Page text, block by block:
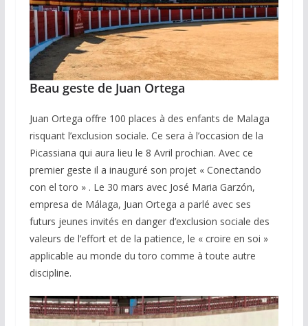
Beau geste de Juan Ortega
Juan Ortega offre 100 places à des enfants de Malaga
risquant l’exclusion sociale. Ce sera à l’occasion de la
Picassiana qui aura lieu le 8 Avril prochian. Avec ce
premier geste il a inauguré son projet « Conectando
con el toro » . Le 30 mars avec José Maria Garzón,
empresa de Málaga, Juan Ortega a parlé avec ses
futurs jeunes invités en danger d’exclusion sociale des
valeurs de l’effort et de la patience, le « croire en soi »
applicable au monde du toro comme à toute autre
discipline.